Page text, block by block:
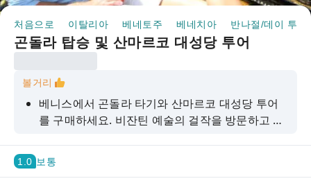
처음으로 이탈리아 베네토주 베네치아 반나절/데이 투어
곤돌라 탑승 및 산마르코 대성당 투어
볼거리
베니스에서 곤돌라 타기와 산마르코 대성당 투어
를 구매하세요. 비잔틴 예술의 걸작을 방문하고 숨
1.0 보통